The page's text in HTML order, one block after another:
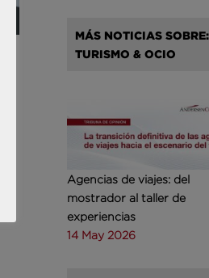
MÁS NOTICIAS SOBRE:
TURISMO & OCIO
Agencias de viajes: del
mostrador al taller de
experiencias
14 May 2026